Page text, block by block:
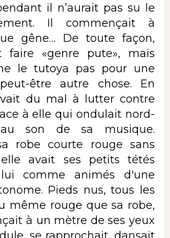
il n’aurait pas su le
Il commençait à
gêne… De toute façon,
faire «genre pute», mais
le tutoya pas pour une
être autre chose. En
du mal à lutter contre
à elle qui ondulait nord-
au son de sa musique.
robe courte rouge sans
elle avait ses petits tétés
comme animés d'une
Pieds nus, tous les
même rouge que sa robe,
à un mètre de ses yeux